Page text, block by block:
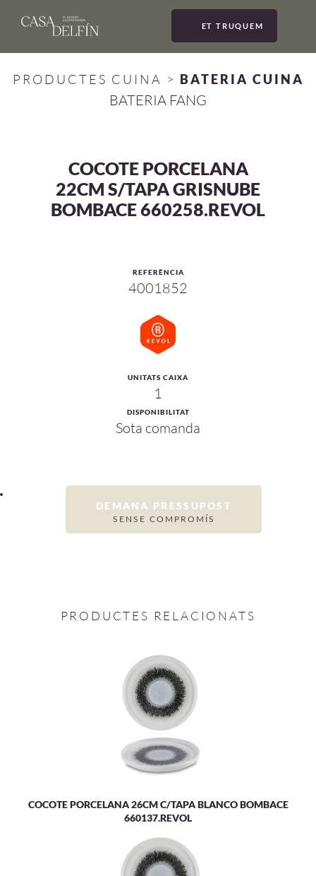
ET TRUQUEM
PRODUCTES CUINA > BATERIA CUINA
BATERIA FANG
COCOTE PORCELANA
22CM S/TAPA GRISNUBE
BOMBACE 660258.REVOL
REFERÈNCIA
4001852
UNITATS CAIXA
1
DISPONIBILITAT
Sota comanda
DEMANA PRESSUPOST
SENSE COMPROMÍS
PRODUCTES RELACIONATS
COCOTE PORCELANA 26CM C/TAPA BLANCO BOMBACE
660137.REVOL